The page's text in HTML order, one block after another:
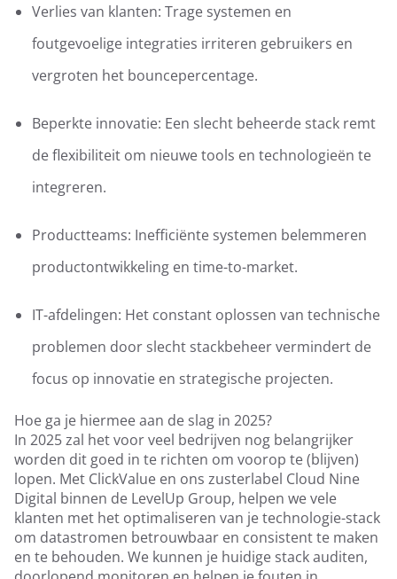
Verlies van klanten: Trage systemen en
foutgevoelige integraties irriteren gebruikers en
vergroten het bouncepercentage.
Beperkte innovatie: Een slecht beheerde stack remt
de flexibiliteit om nieuwe tools en technologieën te
integreren.
Productteams: Inefficiënte systemen belemmeren
productontwikkeling en time-to-market.
IT-afdelingen: Het constant oplossen van technische
problemen door slecht stackbeheer vermindert de
focus op innovatie en strategische projecten.
Hoe ga je hiermee aan de slag in 2025?
In 2025 zal het voor veel bedrijven nog belangrijker
worden dit goed in te richten om voorop te (blijven)
lopen. Met ClickValue en ons zusterlabel Cloud Nine
Digital binnen de LevelUp Group, helpen we vele
klanten met het optimaliseren van je technologie-stack
om datastromen betrouwbaar en consistent te maken
en te behouden. We kunnen je huidige stack auditen,